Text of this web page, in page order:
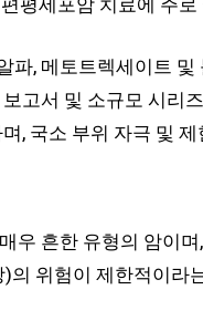
파, 메토트렉세이트
고서 및 소규모 시리
, 국소 부위 자극 및
우 흔한 유형의 암이
의 위험이 제한적이라